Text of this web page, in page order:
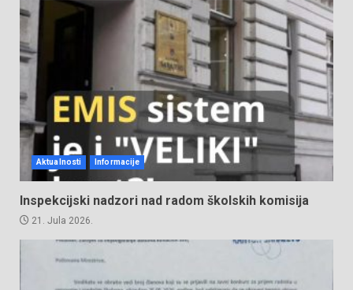
Aktualnosti Informacije
Inspekcijski nadzori nad radom školskih komisija
21. Jula 2026.